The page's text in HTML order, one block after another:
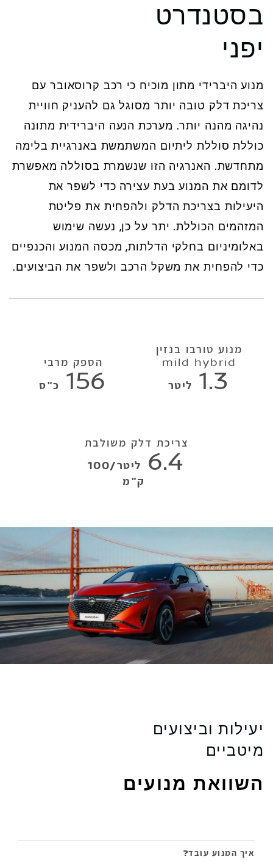
בסטנדרט
יפני
מנוע היברידי מתון מוכיח כי רכב קרוסאובר עם
צריכת דלק טובה יותר מסוגל גם להעניק חוויית
נהיגה מהנה יותר. מערכת הנעה היברידית מתונה
כוללת סוללת ליתיום המשתמשת באנרגיית בלימה
מתחדשת. האנרגיה הזו שנשמרת בסוללה מאפשרת
לדומם את המנוע בעת עצירה כדי לשפר את
היעילות בצריכת הדלק ולהפחית את פליטת
המזהמים הכוללת. יתר על כן, נעשה שימוש
באלומיניום בחלקי הדלתות, מכסה המנוע והכנפיים
כדי להפחית את משקל הרכב ולשפר את הביצועים.
מנוע טורבו בנזין
mild hybrid
1.3 ליטר
הספק מרבי
156 כ"ס
צריכת דלק משולבת
6.4
ליטר/100
ק"מ
יעילות וביצועים
מיטביים
השוואת מנועים
נושא
איך המנוע עובד?